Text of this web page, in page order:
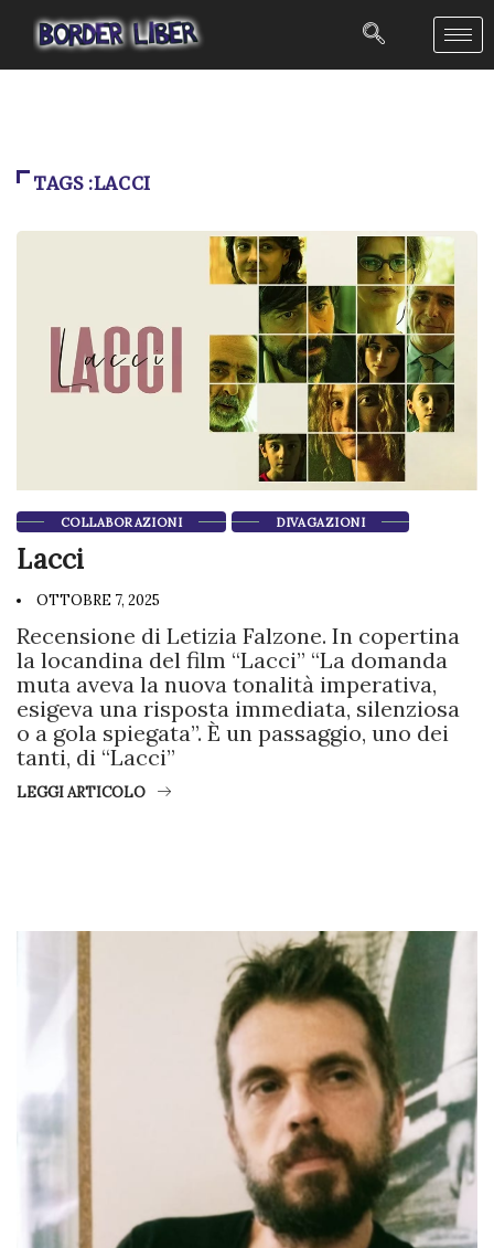
TAGS :LACCI
COLLABORAZIONI DIVAGAZIONI
Lacci
OTTOBRE 7, 2025
Recensione di Letizia Falzone. In copertina
la locandina del film “Lacci” “La domanda
muta aveva la nuova tonalità imperativa,
esigeva una risposta immediata, silenziosa
o a gola spiegata”. È un passaggio, uno dei
tanti, di “Lacci”
LEGGI ARTICOLO